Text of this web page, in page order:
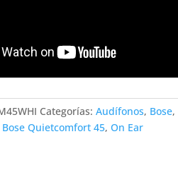
Categorías: Audífonos, Bose,
Bose Quietcomfort 45, On Ear